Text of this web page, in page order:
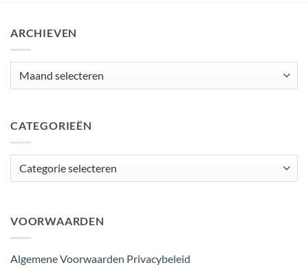
ARCHIEVEN
CATEGORIEËN
VOORWAARDEN
Algemene Voorwaarden Privacybeleid